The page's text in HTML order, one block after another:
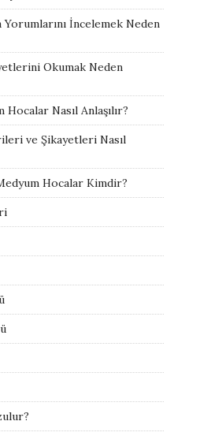
İncelemek Neden
Okumak Neden
Hocalar Nasıl Anlaşılır?
ve Şikayetleri Nasıl
Hocalar Kimdir?